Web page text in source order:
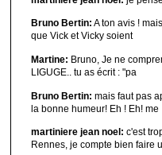
Bruno Bertin: A ton avis !
que Vick et Vicky soient
Martine: Bruno, Je ne
LIGUGE.. tu as écrit : "pa
Bruno Bertin: mais faut pas
la bonne humeur! Eh ! Eh! me
martiniere jean noel: c'est
Rennes, je compte bien faire